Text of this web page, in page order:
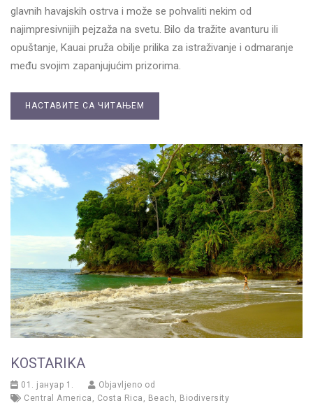
glavnih havajskih ostrva i može se pohvaliti nekim od
najimpresivnijih pejzaža na svetu. Bilo da tražite avanturu ili
opuštanje, Kauai pruža obilje prilika za istraživanje i odmaranje
među svojim zapanjujućim prizorima.
НАСТАВИТЕ СА ЧИТАЊЕМ
KOSTARIKA
01. јануар 1.
Objavljeno od
Central America , Costa Rica , Beach, Biodiversity